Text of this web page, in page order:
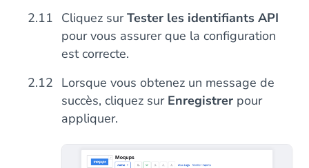
Cliquez surTester les identifiants API
pour vous assurer que la configuration
est correcte.
Lorsque vous obtenez un message de
succès, cliquez sur Enregistrerpour
appliquer.